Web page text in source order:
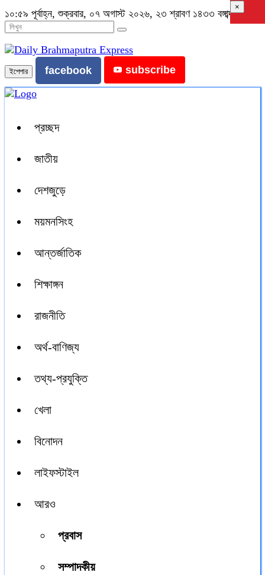
১০:৫৯ পূর্বাহ্ন, শুক্রবার, ০৭ অগাস্ট ২০২৬, ২৩ শ্রাবণ ১৪৩৩ বঙ্গাব্দ
ইপেপার facebook subscribe
প্রচ্ছদ
জাতীয়
দেশজুড়ে
ময়মনসিংহ
আন্তর্জাতিক
শিক্ষাঙ্গন
রাজনীতি
অর্থ-বাণিজ্য
তথ্য-প্রযুক্তি
খেলা
বিনোদন
লাইফস্টাইল
আরও
প্রবাস
সম্পাদকীয়
×